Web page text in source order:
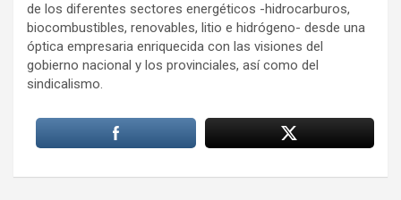
de los diferentes sectores energéticos -hidrocarburos,
biocombustibles, renovables, litio e hidrógeno- desde una
óptica empresaria enriquecida con las visiones del
gobierno nacional y los provinciales, así como del
sindicalismo.